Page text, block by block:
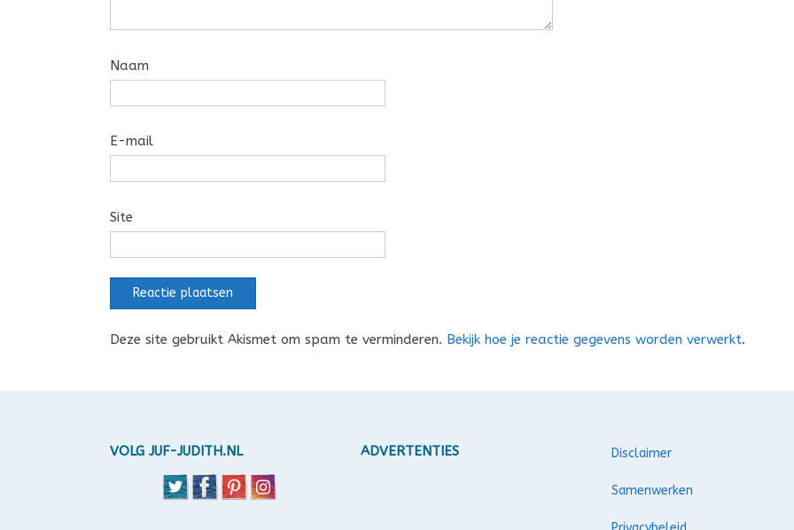
Naam
E-mail
Site
Deze site gebruikt Akismet om spam te verminderen. Bekijk hoe je reactie gegevens worden verwerkt.
VOLG JUF-JUDITH.NL ADVERTENTIES Disclaimer
Samenwerken